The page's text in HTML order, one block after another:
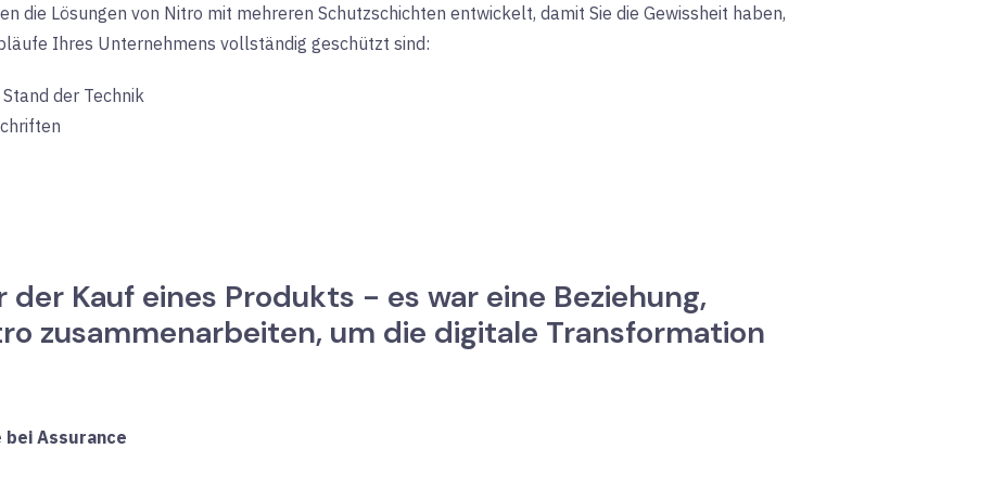
die Lösungen von Nitro mit mehreren Schutzschichten entwickelt, damit Sie die Gewissheit haben,
Ihres Unternehmens vollständig geschützt sind:
der Technik
der Kauf eines Produkts - es war eine Beziehung,
zusammenarbeiten, um die digitale Transformation
Assurance